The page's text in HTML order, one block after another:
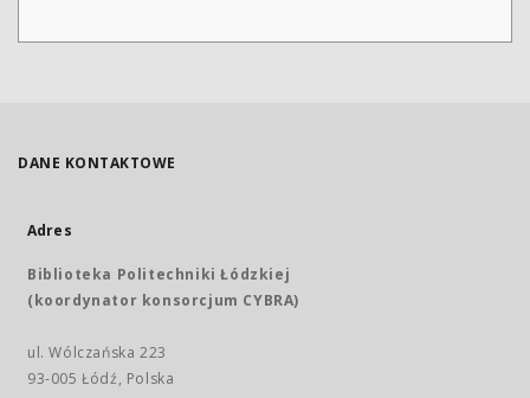
DANE KONTAKTOWE
Adres
Biblioteka Politechniki Łódzkiej
(koordynator konsorcjum CYBRA)
ul. Wólczańska 223
93-005 Łódź, Polska